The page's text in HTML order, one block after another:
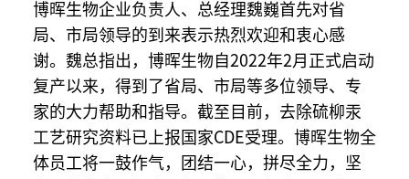
博晖生物企业负责人、总经理魏巍首先对省
局、市局领导的到来表示热烈欢迎和衷心感
谢。魏总指出，博晖生物自2022年2月正式启动
复产以来，得到了省局、市局等多位领导、专
家的大力帮助和指导。截至目前，去除硫柳汞
工艺研究资料已上报国家CDE受理。博晖生物全
体员工将一鼓作气，团结一心，拼尽全力，坚